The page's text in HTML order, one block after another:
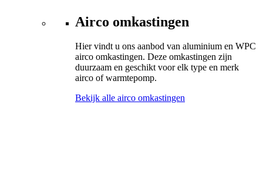
Airco omkastingen
Hier vindt u ons aanbod van aluminium en WPC
airco omkastingen. Deze omkastingen zijn
duurzaam en geschikt voor elk type en merk
airco of warmtepomp.
Bekijk alle airco omkastingen